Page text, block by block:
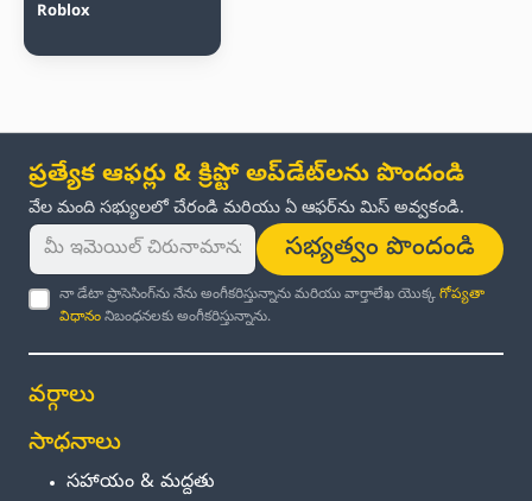
Roblox
ప్రత్యేక ఆఫర్లు & క్రిప్టో అప్‌డేట్‌లను పొందండి
వేల మంది సభ్యులలో చేరండి మరియు ఏ ఆఫర్‌ను మిస్ అవ్వకండి.
సభ్యత్వం పొందండి
నా డేటా ప్రాసెసింగ్‌ను నేను అంగీకరిస్తున్నాను మరియు వార్తాలేఖ యొక్కగోప్యతా
విధానంనిబంధనలకు అంగీకరిస్తున్నాను.
వర్గాలు
సాధనాలు
సహాయం & మద్దతు